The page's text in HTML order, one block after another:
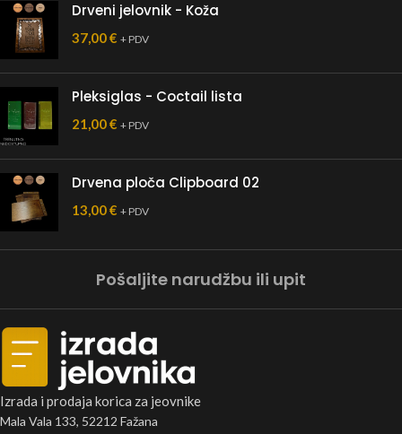
Drveni jelovnik - Koža
37,00€ + PDV
Pleksiglas - Coctail lista
21,00€ + PDV
Drvena ploča Clipboard 02
13,00€ + PDV
Pošaljite narudžbu ili upit
Izrada i prodaja korica za jeovnike
Mala Vala 133, 52212 Fažana